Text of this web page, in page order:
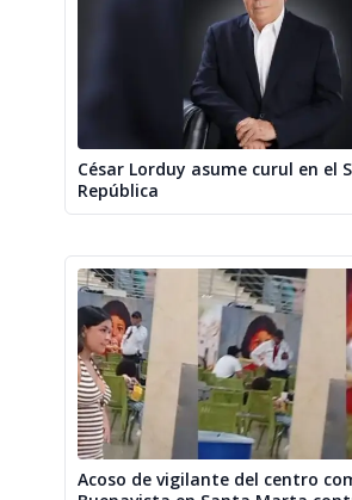
César Lorduy asume curul en el
República
Acoso de vigilante del centro